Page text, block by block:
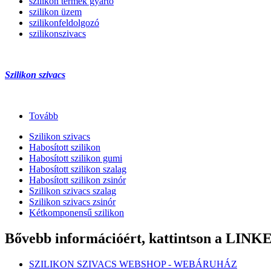
szilikon üzem
szilikonfeldolgozó
szilikonszivacs
Szilikon szivacs
Tovább
Szilikon szivacs
Habosított szilikon
Habosított szilikon gumi
Habosított szilikon szalag
Habosított szilikon zsinór
Szilikon szivacs szalag
Szilikon szivacs zsinór
Kétkomponensű szilikon
Bővebb információért, kattintson a
SZILIKON SZIVACS WEBSHOP - WEBÁRUHÁZ